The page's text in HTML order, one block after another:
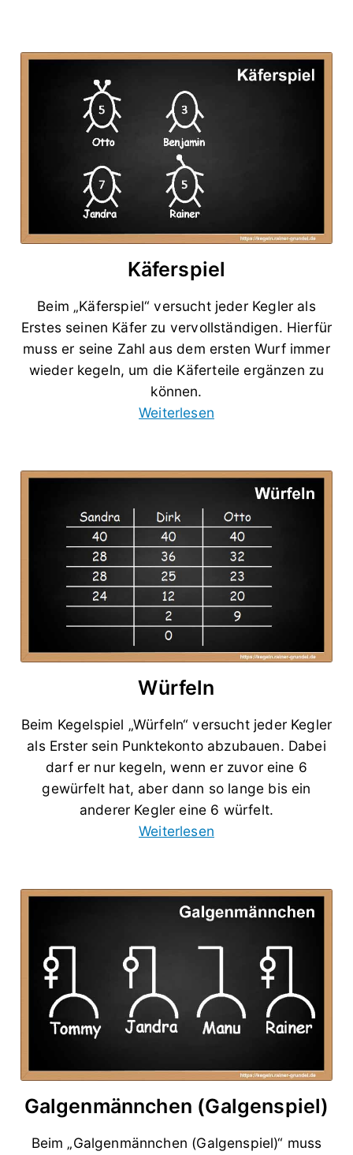
Käferspiel
Beim „Käferspiel“ versucht jeder Kegler als
Erstes seinen Käfer zu vervollständigen. Hierfür
muss er seine Zahl aus dem ersten Wurf immer
wieder kegeln, um die Käferteile ergänzen zu
können.
Weiterlesen
Würfeln
Beim Kegelspiel „Würfeln“ versucht jeder Kegler
als Erster sein Punktekonto abzubauen. Dabei
darf er nur kegeln, wenn er zuvor eine 6
gewürfelt hat, aber dann so lange bis ein
anderer Kegler eine 6 würfelt.
Weiterlesen
Galgenmännchen (Galgenspiel)
Beim „Galgenmännchen (Galgenspiel)“ muss